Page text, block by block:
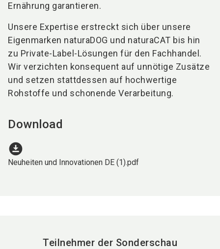
Ernährung garantieren.
Unsere Expertise erstreckt sich über unsere
Eigenmarken naturaDOG und naturaCAT bis hin
zu Private-Label-Lösungen für den Fachhandel.
Wir verzichten konsequent auf unnötige Zusätze
und setzen stattdessen auf hochwertige
Rohstoffe und schonende Verarbeitung.
Download
download_for_offline
Neuheiten und Innovationen DE (1).pdf
Teilnehmer der Sonderschau